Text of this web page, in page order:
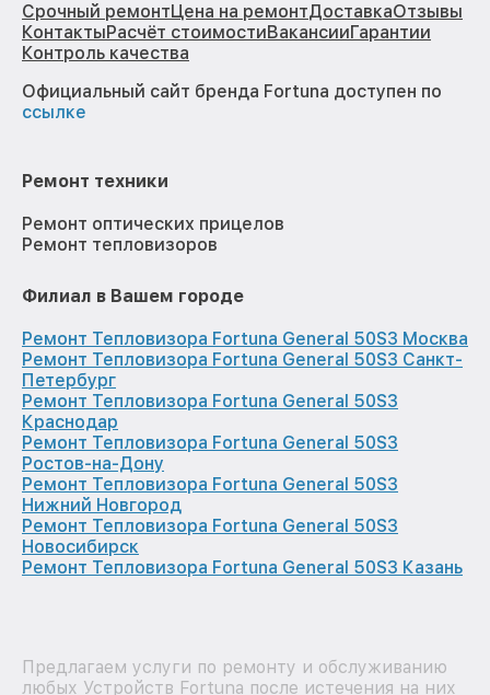
Срочный ремонтЦена на ремонтДоставкаОтзывы
КонтактыРасчёт стоимостиВакансииГарантии
Контроль качества
Официальный сайт бренда Fortuna доступен по
ссылке
Ремонт техники
Ремонт оптических прицелов
Ремонт тепловизоров
Филиал в Вашем городе
Ремонт Тепловизора Fortuna General 50S3 Москва
Ремонт Тепловизора Fortuna General 50S3 Санкт-
Петербург
Ремонт Тепловизора Fortuna General 50S3
Краснодар
Ремонт Тепловизора Fortuna General 50S3
Ростов-на-Дону
Ремонт Тепловизора Fortuna General 50S3
Нижний Новгород
Ремонт Тепловизора Fortuna General 50S3
Новосибирск
Ремонт Тепловизора Fortuna General 50S3 Казань
Предлагаем услуги по ремонту и обслуживанию
любых Устройств Fortuna после истечения на них